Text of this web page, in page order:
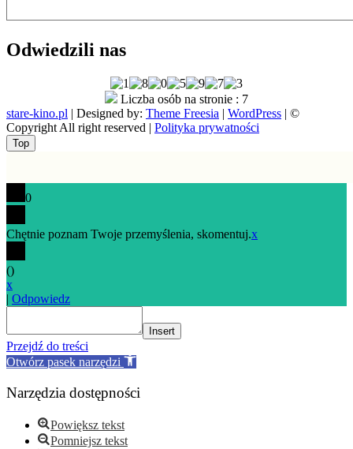
Odwiedzili nas
Liczba osób na stronie : 7
stare-kino.pl | Designed by: Theme Freesia | WordPress | ©
Copyright All right reserved | Polityka prywatności
Go
to
Top
0
Chętnie poznam Twoje przemyślenia, skomentuj.x
()
x
| Odpowiedz
Insert
Przejdź do treści
Otwórz pasek narzędzi
Narzędzia dostępności
Powiększ tekst
Pomniejsz tekst